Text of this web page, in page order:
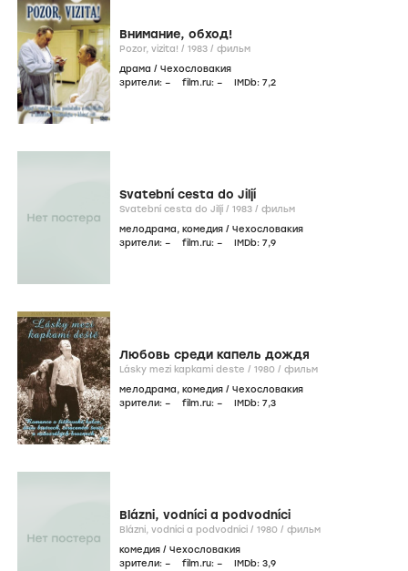
Внимание, обход!
Pozor, vizita! / 1983 / фильм
драма / Чехословакия
зрители: – film.ru: – IMDb: 7,2
Svatební cesta do Jiljí
Svatební cesta do Jiljí / 1983 / фильм
мелодрама, комедия / Чехословакия
зрители: – film.ru: – IMDb: 7,9
Любовь среди капель дождя
Lásky mezi kapkami deste / 1980 / фильм
мелодрама, комедия / Чехословакия
зрители: – film.ru: – IMDb: 7,3
Blázni, vodníci a podvodníci
Blázni, vodníci a podvodníci / 1980 / фильм
комедия / Чехословакия
зрители: – film.ru: – IMDb: 3,9